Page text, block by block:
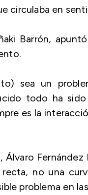
circulaba en
Barrón,
sea un
todo ha
es la
no una
problema en